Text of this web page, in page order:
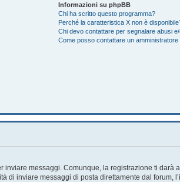
Informazioni su phpBB
Chi ha scritto questo programma?
Perché la caratteristica X non è
Chi devo contattare per segnalare abusi
Come posso contattare un amministratore
messaggi. Comunque, la registrazione ti
di inviare messaggi di posta direttamente dal forum,